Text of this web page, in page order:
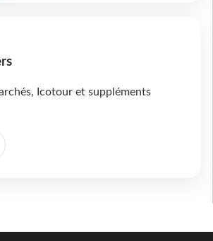
Icotour et suppléments